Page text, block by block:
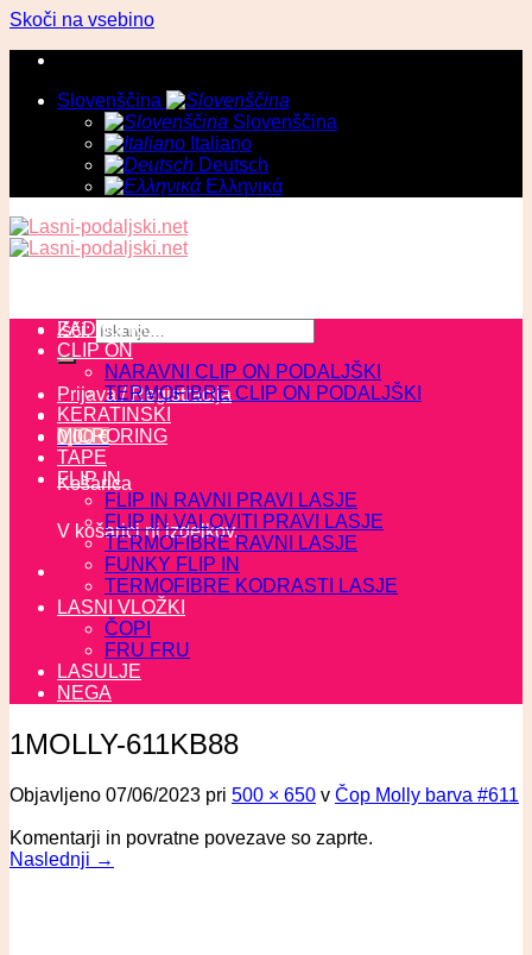
Skoči na vsebino
Slovenščina
Slovenščina
Italiano
Deutsch
Ελληνικά
Išči:
Prijava / Registracija
0,00€
Košarica
V košarici ni izdelkov.
ZADNJI KOSI
CLIP ON
NARAVNI CLIP ON PODALJŠKI
TERMOFIBRE CLIP ON PODALJŠKI
KERATINSKI
MICRORING
TAPE
FLIP IN
FLIP IN RAVNI PRAVI LASJE
FLIP IN VALOVITI PRAVI LASJE
TERMOFIBRE RAVNI LASJE
FUNKY FLIP IN
TERMOFIBRE KODRASTI LASJE
LASNI VLOŽKI
ČOPI
FRU FRU
LASULJE
NEGA
1MOLLY-611KB88
Objavljeno 07/06/2023 pri 500 × 650 v Čop Molly barva #611
Komentarji in povratne povezave so zaprte.
Naslednji →